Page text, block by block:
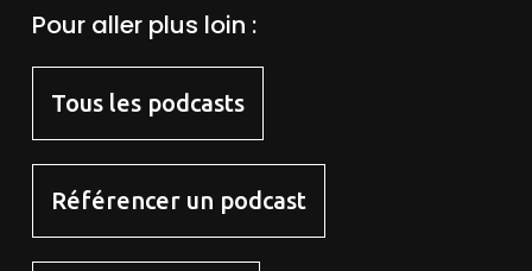
Pour aller plus loin :
Tous les podcasts
Référencer un podcast